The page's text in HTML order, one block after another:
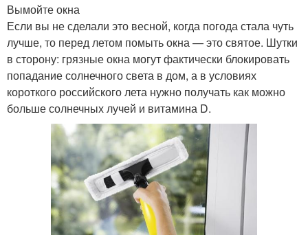
Вымойте окна
Если вы не сделали это весной, когда погода стала чуть
лучше, то перед летом помыть окна — это святое. Шутки
в сторону: грязные окна могут фактически блокировать
попадание солнечного света в дом, а в условиях
короткого российского лета нужно получать как можно
больше солнечных лучей и витамина D.